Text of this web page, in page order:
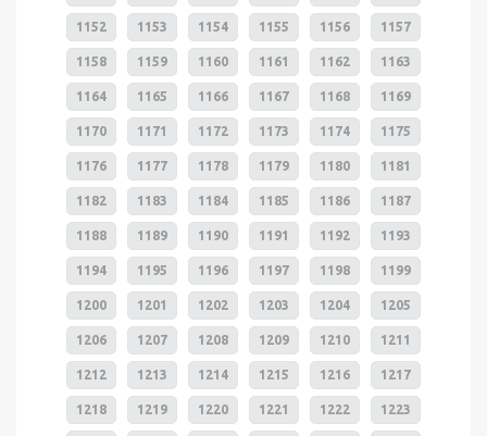
1152 1153 1154 1155 1156 1157
1158 1159 1160 1161 1162 1163
1164 1165 1166 1167 1168 1169
1170 1171 1172 1173 1174 1175
1176 1177 1178 1179 1180 1181
1182 1183 1184 1185 1186 1187
1188 1189 1190 1191 1192 1193
1194 1195 1196 1197 1198 1199
1200 1201 1202 1203 1204 1205
1206 1207 1208 1209 1210 1211
1212 1213 1214 1215 1216 1217
1218 1219 1220 1221 1222 1223